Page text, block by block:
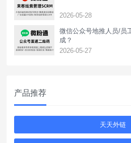
2026-05-28
微信公众号地推人员/员
成？
2026-05-27
产品推荐
天天外链